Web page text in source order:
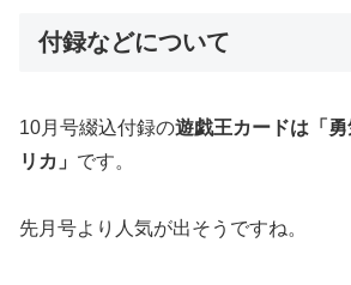
付録などについて
10月号綴込付録の遊戯王カードは「
リカ」 です。
先月号より人気が出そうですね。